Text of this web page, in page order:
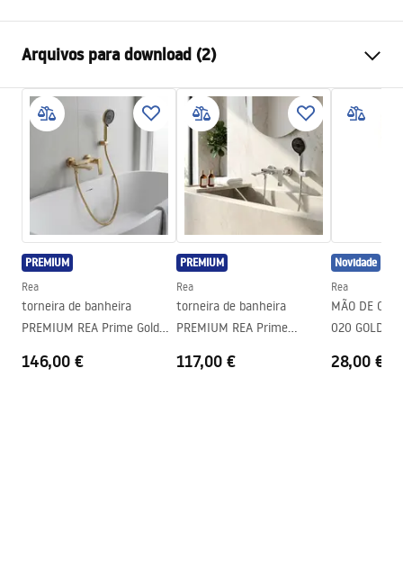
Materiais
Plástico, ABS
Método de instalação
Parafusado
Largura
110
mm
235
Garantia
24 meses
Arquivos para download (2)
Pielęgnacja
Condições de garantia
Warranty_Terms_and_Conditions_Accessories_-_24.pdf
PREMIUM
Rea
torneira de banheira
PREMIUM REA Prime Gold
146,00 €
PREMIUM
Rea
torneira de banheira
PREMIUM REA Prime
117,00 €
Novidade
Rea
MÃO DE
020 GOLD
28,00 €